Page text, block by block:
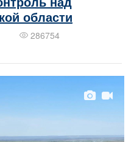
области
286754